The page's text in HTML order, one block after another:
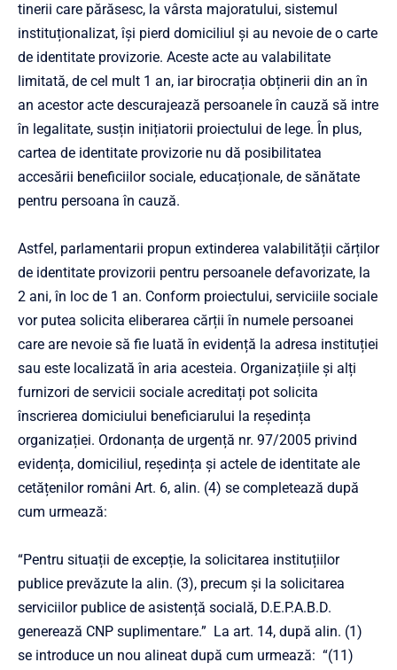
tinerii care părăsesc, la vârsta majoratului, sistemul
instituționalizat, își pierd domiciliul și au nevoie de o carte
de identitate provizorie. Aceste acte au valabilitate
limitată, de cel mult 1 an, iar birocrația obținerii din an în
an acestor acte descurajează persoanele în cauză să intre
în legalitate, susțin inițiatorii proiectului de lege. În plus,
cartea de identitate provizorie nu dă posibilitatea
accesării beneficiilor sociale, educaționale, de sănătate
pentru persoana în cauză.
Astfel, parlamentarii propun extinderea valabilității cărților
de identitate provizorii pentru persoanele defavorizate, la
2 ani, în loc de 1 an. Conform proiectului, serviciile sociale
vor putea solicita eliberarea cărții în numele persoanei
care are nevoie să fie luată în evidență la adresa instituției
sau este localizată în aria acesteia. Organizațiile și alți
furnizori de servicii sociale acreditați pot solicita
înscrierea domiciului beneficiarului la reședința
organizației. Ordonanța de urgență nr. 97/2005 privind
evidența, domiciliul, reședința și actele de identitate ale
cetățenilor români Art. 6, alin. (4) se completează după
cum urmează:
“Pentru situații de excepție, la solicitarea instituțiilor
publice prevăzute la alin. (3), precum și la solicitarea
serviciilor publice de asistență socială, D.E.P.A.B.D.
generează CNP suplimentare.” La art. 14, după alin. (1)
se introduce un nou alineat după cum urmează: “(11)